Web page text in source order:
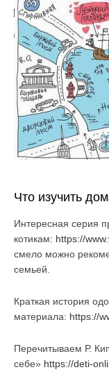
Что изучить
Интересная серия
котикам: https://
смело можно
семьей.
Краткая история
материала: https://
Перечитываем Р.
себе» https://deti-